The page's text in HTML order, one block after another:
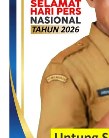
pelanggaran sebagaimana
aturan perundang-undangan
Sementara Rudi dari Pihak
Resources ( MBR ) memilih
media
(YEN/RG)
Post Views: 14